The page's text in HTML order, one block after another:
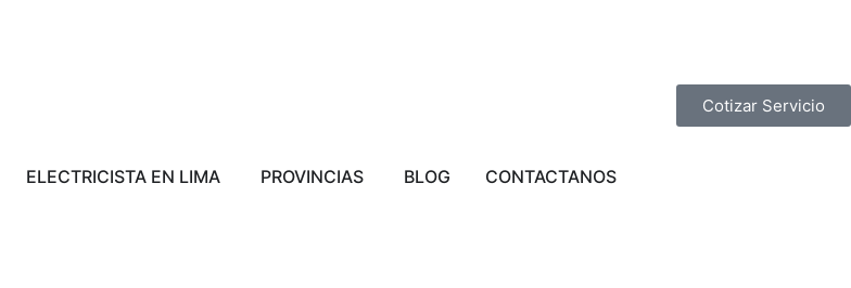
Cotizar Servicio
Abrir AIRE ACONDICIONADO
ELECTRICISTA EN LIMA Abrir ELECTRICISTA EN LIMA
PROVINCIAS Abrir PROVINCIAS
BLOG CONTACTANOS